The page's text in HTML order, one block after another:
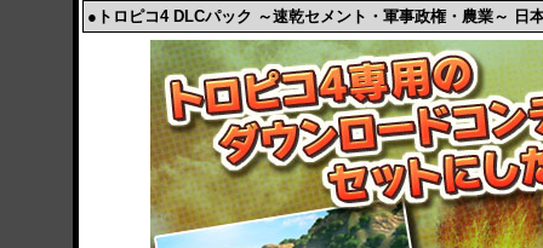
●トロピコ4 DLCパック ～速乾セメント・軍事政権・農業～ 日